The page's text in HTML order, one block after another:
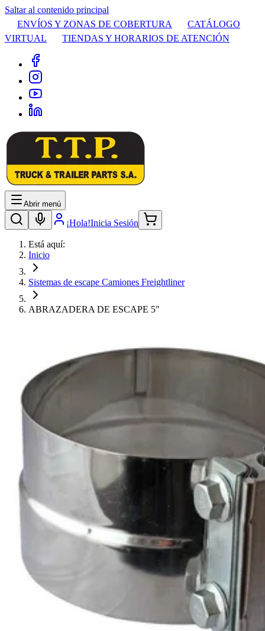
Saltar al contenido principal
ENVÍOS Y ZONAS DE COBERTURA
CATÁLOGO
VIRTUAL
TIENDAS Y HORARIOS DE ATENCIÓN
Abrir menú
¡Hola!Inicia Sesión
Está aquí:
Inicio
Sistemas de escape Camiones Freightliner
ABRAZADERA DE ESCAPE 5"